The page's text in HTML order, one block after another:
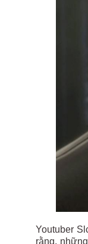
Youtuber
rằng,